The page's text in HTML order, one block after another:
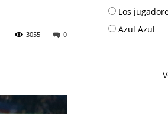
0
3055
Los
Azul Azul